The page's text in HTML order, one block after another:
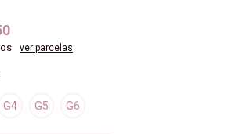
ver parcelas
G4 G5 G6